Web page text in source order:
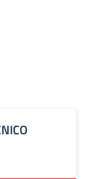
AVEZZANO